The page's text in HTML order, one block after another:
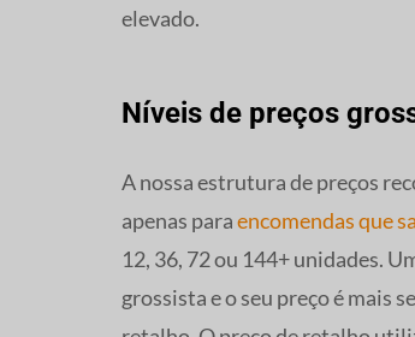
elevado.
Níveis de preços
A nossa estrutura de preços
apenas paraencomendas que
12, 36, 72 ou 144+ unidades.
grossista e o seu preço é mais